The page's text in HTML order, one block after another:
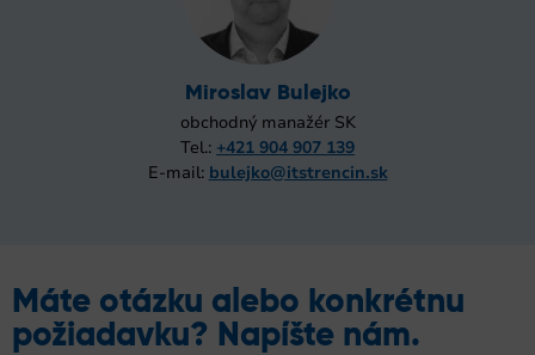
Miroslav Bulejko
obchodný manažér SK
Tel.: +421 904 907 139
E-mail: bulejko@itstrencin.sk
Máte otázku alebo konkrétnu
požiadavku? Napíšte nám.